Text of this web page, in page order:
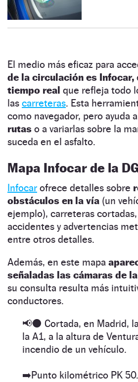
El medio más eficaz para
de la circulación es Infocar,
tiempo real que refleja todo
las carreteras. Esta
como navegador, pero ayuda a
rutas o a variarlas sobre la
suceda en el asfalto.
Mapa Infocar de la
Infocar ofrece detalles sobre
obstáculos en la vía (un
ejemplo), carreteras
accidentes y advertencias
entre otros detalles.
Además, en este mapa
señaladas las cámaras de la
su consulta resulta más
conductores.
📢⚫️ Cortada, en Madrid,
la A1, a la altura de
incendio de un vehículo.
➡️Punto kilométrico PK 50.